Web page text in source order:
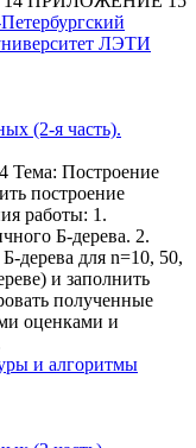
ЛЭТИ
(2-я часть).
Тема: Построение
построение
работы: 1.
Б-дерева. 2.
дерева для n=10, 50,
и заполнить
полученные
оценками и
и алгоритмы